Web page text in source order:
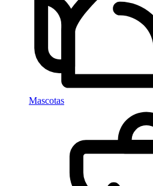
Mascotas